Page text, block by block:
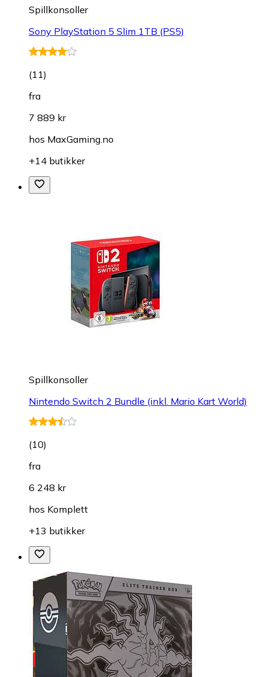
Spillkonsoller
Sony PlayStation 5 Slim 1TB (PS5)
(11)
fra
7 889 kr
hos MaxGaming.no
+14 butikker
Spillkonsoller
Nintendo Switch 2 Bundle (inkl. Mario Kart World)
(10)
fra
6 248 kr
hos Komplett
+13 butikker